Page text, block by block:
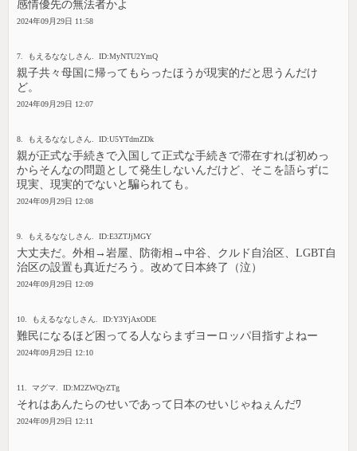
感情優先の無法者かよ
2024年09月29日 11:58
7. もえるななしさん. ID:MyNTU2YmQ
親子共々母国に帰ってもらったほうが現実的だと思うんだけ
ど。
2024年09月29日 12:07
8. もえるななしさん. ID:U5YTdmZDk
親が正式な手続きで入国して正式な手続きで滞在すれば初めっ
からそんなの問題として発生しないんだけど、そこを語らずに
現実、現実的でないと騙られても。
2024年09月29日 12:08
9. もえるななしさん. ID:E3ZTJjMGY
大丈夫だ。外相→岩屋、防衛相→中谷、クルド自治区、LGBT自
治区の設置も真近だろう。改めて日本終了（泣）
2024年09月29日 12:09
10. もえるななしさん. ID:Y3YjAxODE
難民になるほど困ってる人ならまずヨーロッパ目指すよねー
2024年09月29日 12:10
11. マグマ. ID:M2ZWQyZTg
それはあんたらのせいであって日本のせいじゃねぇんだﾜ
2024年09月29日 12:11